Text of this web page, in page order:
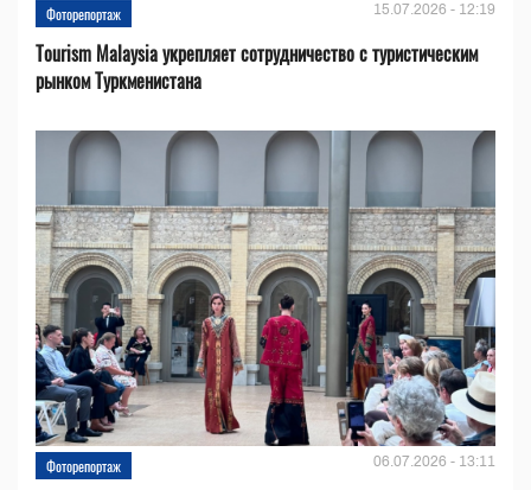
Фоторепортаж 15.07.2026 - 12:19
Tourism Malaysia укрепляет сотрудничество с туристическим
рынком Туркменистана
Фоторепортаж 06.07.2026 - 13:11